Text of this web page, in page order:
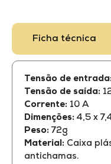
Ficha técnica
Tensão de
Tensão de saída:
Corrente: 10 A
Dimenções: 4,5 x
Peso: 72g
Material: Caixa
antichamas.